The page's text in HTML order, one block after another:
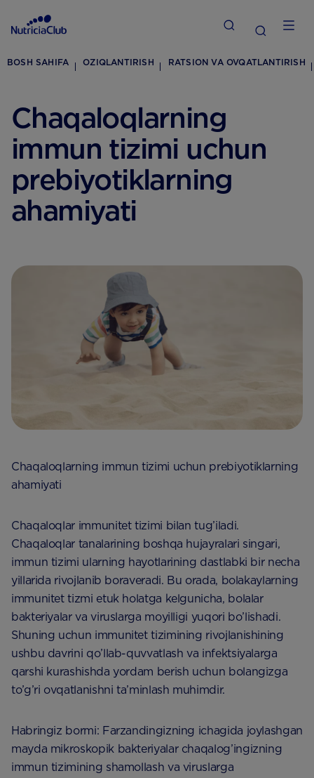
BOSH SAHIFA OZIQLANTIRISH RATSION VA OVQATLANTIRISH
Chaqaloqlarning
immun tizimi uchun
prebiyotiklarning
ahamiyati
Chaqaloqlarning immun tizimi uchun prebiyotiklarning
ahamiyati
Chaqaloqlar immunitet tizimi bilan tug’iladi.
Chaqaloqlar tanalarining boshqa hujayralari singari,
immun tizimi ularning hayotlarining dastlabki bir necha
yillarida rivojlanib boraveradi. Bu orada, bolakaylarning
immunitet tizmi etuk holatga kelgunicha, bolalar
bakteriyalar va viruslarga moyilligi yuqori bo’lishadi.
Shuning uchun immunitet tizimining rivojlanishining
ushbu davrini qo’llab-quvvatlash va infektsiyalarga
qarshi kurashishda yordam berish uchun bolangizga
to’g’ri ovqatlanishni ta’minlash muhimdir.
Habringiz bormi: Farzandingizning ichagida joylashgan
mayda mikroskopik bakteriyalar chaqalog’ingizning
immun tizimining shamollash va viruslarga